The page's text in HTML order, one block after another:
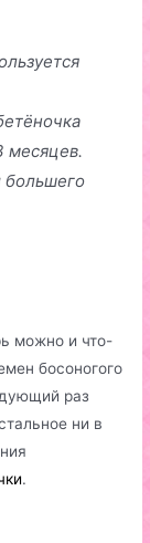
месяцев.
большего
можно и что-
босоногого
раз
ни в
.